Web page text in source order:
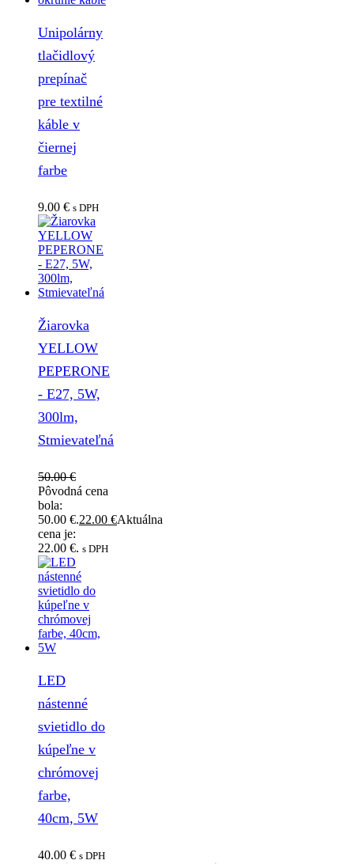
Unipolárny
tlačidlový
prepínač
pre textilné
káble v
čiernej
farbe
9.00 € s DPH
Žiarovka
YELLOW
PEPERONE
- E27, 5W,
300lm,
Stmievateľná
50.00€
Pôvodná cena
bola:
50.00 €.22.00 €Aktuálna
cena je:
22.00 €. s DPH
LED
nástenné
svietidlo do
kúpeľne v
chrómovej
farbe,
40cm, 5W
40.00 € s DPH